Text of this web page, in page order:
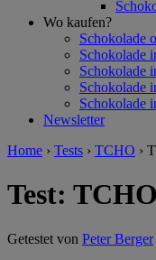
Wo kaufen?
Schokolade
Schokolade
Schokolade
Schokolade
Schokolade
Newsletter
Home › Tests › TCHO ›
Test:
Getestet von Peter Berger